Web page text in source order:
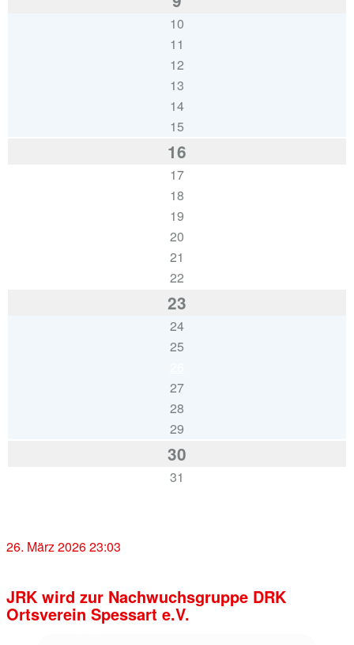
10
11
12
13
14
15
16
17
18
19
20
21
22
23
24
25
27
28
29
30
31
26. März 2026 23:03
JRK wird zur Nachwuchsgruppe DRK
Ortsverein Spessart e.V.